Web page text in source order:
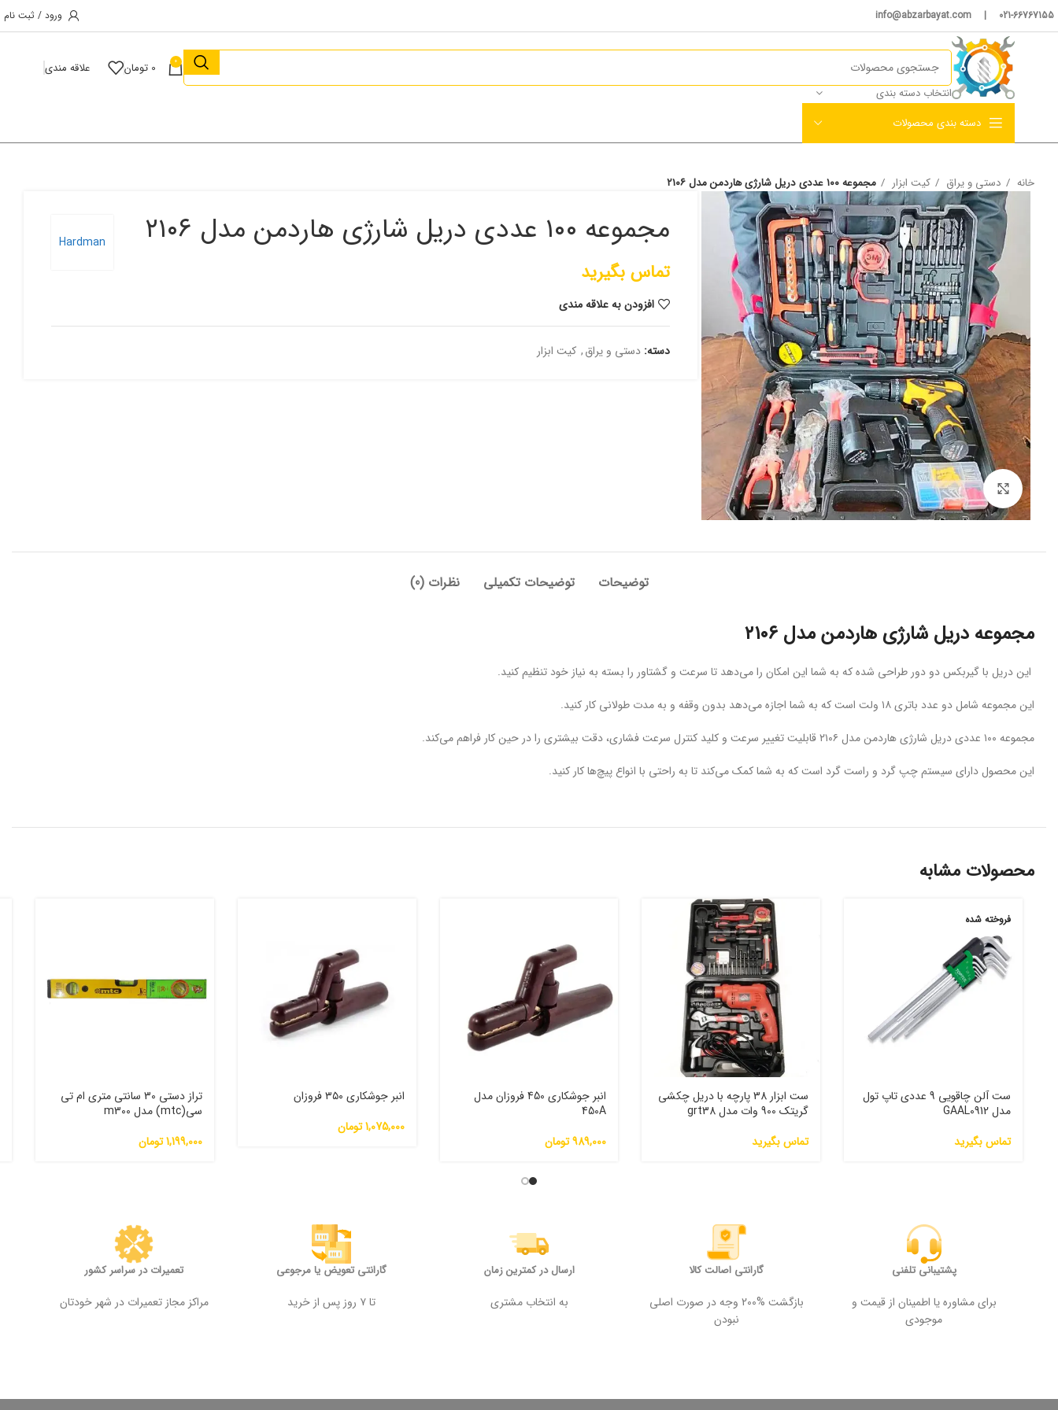
021-66767155 | info@abzarbayat.com ورود / ثبت نام
انتخاب دسته بندی
0
0 تومان علاقه مندی
دسته بندی محصولات
خانه دستی و یراق کیت ابزار مجموعه ١٠٠ عددی دریل شارژی هاردمن مدل ۲۱۰۶
برای بزرگنمایی کلیک کنید
Hardman مجموعه ١٠٠ عددی دریل شارژی هاردمن مدل ۲۱۰۶
تماس بگیرید
افزودن به علاقه مندی
دسته: دستی و یراق, کیت ابزار
توضیحات توضیحات تکمیلی نظرات (0)
مجموعه دریل شارژی هاردمن مدل ۲۱۰۶
این دریل با گیربکس دو دور طراحی شده که به شما این امکان را می‌دهد تا سرعت و گشتاور را بسته به نیاز خود تنظیم کنید.
این مجموعه شامل دو عدد باتری ۱۸ ولت است که به شما اجازه می‌دهد بدون وقفه و به مدت طولانی کار کنید.
مجموعه ١٠٠ عددی دریل شارژی هاردمن مدل ۲۱۰۶ قابلیت تغییر سرعت و کلید کنترل سرعت فشاری، دقت بیشتری را در حین کار فراهم می‌کند.
این محصول دارای سیستم چپ گرد و راست گرد است که به شما کمک می‌کند تا به راحتی با انواع پیچ‌ها کار کنید.
محصولات مشابه
فروخته شده
ست آلن چاقویی 9 عددی تاپ تول
مدل GAAL0912
تماس بگیرید
ست ابزار 38 پارچه با دریل چکشی
گریتک 900 وات مدل grt38
تماس بگیرید
انبر جوشکاری 450 فروزان مدل
450A
989,000تومان
انبر جوشکاری ۳۵۰ فروزان
1,075,000تومان
تراز دستی 30 سانتی متری ام تی
سی(mtc) مدل m300
1,199,000تومان
پشتیبانی تلفنی
برای مشاوره یا اطمینان از قیمت و
موجودی
گارانتی اصالت کالا
بازگشت %200 وجه در صورت اصلی
نبودن
ارسال در کمترین زمان
به انتخاب مشتری
گارانتی تعویض یا مرجوعی
تا ۷ روز پس از خرید
تعمیرات در سراسر کشور
مراکز مجاز تعمیرات در شهر خودتان